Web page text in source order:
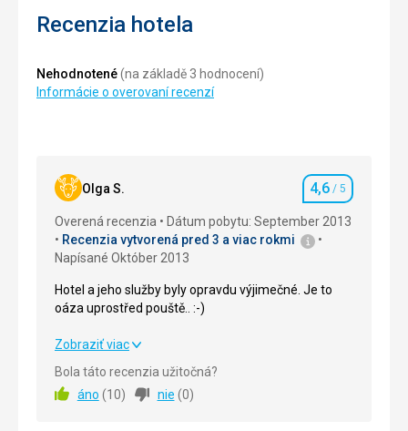
Recenzia hotela
Nehodnotené(na základě 3 hodnocení)
Informácie o overovaní recenzí
Olga S. Hodnotenie
4,6 / 5
Overená recenzia
Dátum pobytu: September 2013
Recenzia vytvorená pred 3 a viac rokmi
Napísané Október 2013
Hotel a jeho služby byly opravdu výjimečné. Je to
oáza uprostřed pouště.. :-)
Hotel a jeho služby byly opravdu výjimečné. Je to
oáza uprostřed pouště.. :-)
Strava
Zobraziť viac
Bola táto recenzia užitočná?
áno (10) nie (0)